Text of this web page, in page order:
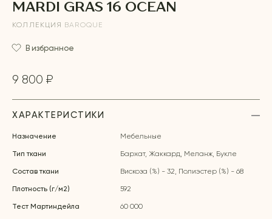
MARDI GRAS 16 OCEAN
КОЛЛЕКЦИЯ BAROQUE
В избранное
9 800 ₽
ХАРАКТЕРИСТИКИ
Назначение Мебельные
Тип ткани Бархат, Жаккард, Меланж, Букле
Состав ткани Вискоза (%) - 32, Полиэстер (%) - 68
Плотность (г/м2) 592
Тест Мартиндейла 60 000